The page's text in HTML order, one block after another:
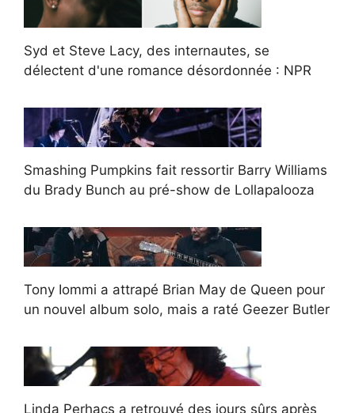
Syd et Steve Lacy, des internautes, se
délectent d'une romance désordonnée : NPR
Smashing Pumpkins fait ressortir Barry Williams
du Brady Bunch au pré-show de Lollapalooza
Tony Iommi a attrapé Brian May de Queen pour
un nouvel album solo, mais a raté Geezer Butler
Linda Perhacs a retrouvé des jours sûrs après